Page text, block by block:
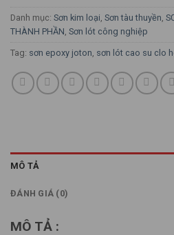
Danh mục: Sơn kim loại Sơn tàu thuyền
THÀNH PHẦN Sơn lót công nghiệp
Tag: sơn epoxy joton sơn lót cao su clo
MÔ TẢ
ĐÁNH GIÁ (0)
MÔ TẢ :